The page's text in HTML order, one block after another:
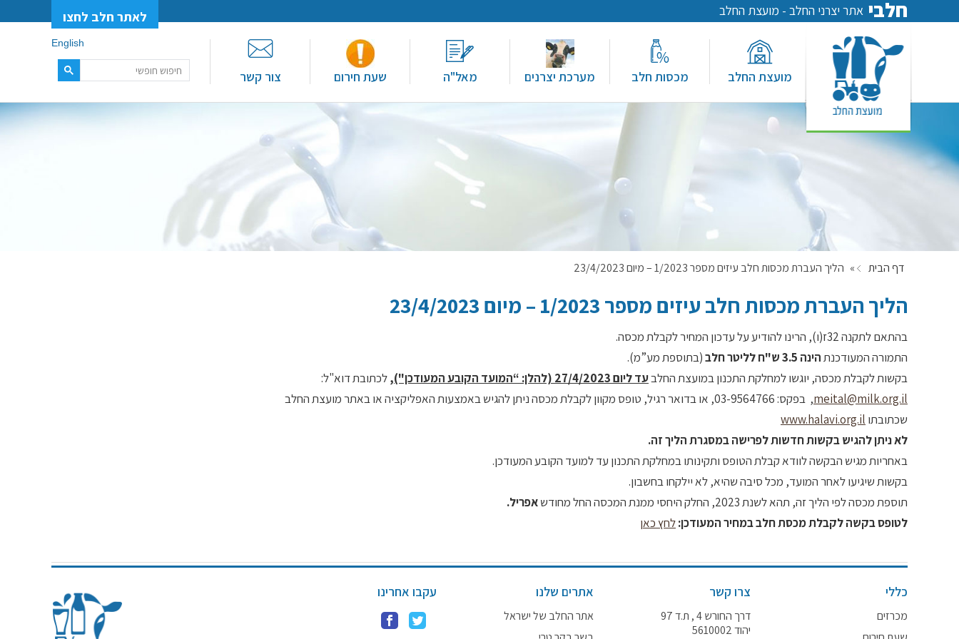
חלבי אתר יצרני החלב - מועצת החלב לאתר חלב לחצו
מועצת החלב מכסות חלב מערכת יצרנים מאל"ה שעת חירום צור קשר
English
דף הבית » הליך העברת מכסות חלב עיזים מספר 1/2023 – מיום 23/4/2023
הליך העברת מכסות חלב עיזים מספר 1/2023 – מיום 23/4/2023
בהתאם לתקנה 32ז(ו), הרינו להודיע על עדכון המחיר לקבלת מכסה.
התמורה המעודכנתהינה 3.5 ש"ח לליטר חלב
(בתוספת מע”מ).
בקשות לקבלת מכסה, יוגשו למחלקת התכנון במועצת החלבעד ליום 27/4/2023 (להלן: “המועד הקובע המעודכן"),
לכתובת דוא"ל:
meital@milk.org.il
, בפקס: 03-9564766, או בדואר רגיל, טופס מקוון לקבלת מכסה ניתן להגיש באמצעות האפליקציה או באתר מועצת החלב
שכתובתו www.halavi.org.il
לא ניתן להגיש בקשות חדשות לפרישה במסגרת הליך זה.
באחריות מגיש הבקשה לוודא קבלת הטופס ותקינותו במחלקת התכנון עד למועד הקובע המעודכן.
בקשות שיגיעו לאחר המועד, מכל סיבה שהיא, לא יילקחו בחשבון.
תוספת מכסה לפי הליך זה, תהא לשנת 2023, החלק היחסי ממנת המכסה החל מחודש
אפריל.
לטופס בקשה לקבלת מכסת חלב במחיר המעודכן:לחץ כאן
כללי
מכרזים
צרו קשר
דרך החורש 4 , ת.ד 97
יהוד 5610002
אתרים שלנו
אתר החלב של ישראל
עקבו אחרינו